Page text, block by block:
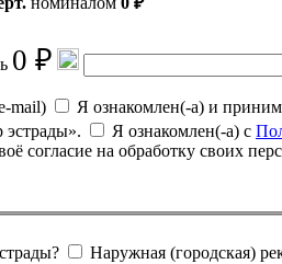
0 ₽
mail)
Я ознакомлен(-а) и принимаю
Я ознакомлен(-а) с
согласие на обработку своих
Наружная (городская)